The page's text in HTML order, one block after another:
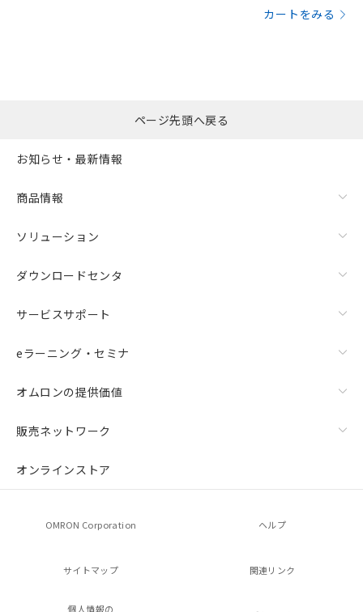
カートをみる
ページ先頭へ戻る
お知らせ・最新情報
商品情報
ソリューション
ダウンロードセンタ
サービスサポート
eラーニング・セミナ
オムロンの提供価値
販売ネットワーク
オンラインストア
OMRON Corporation ヘルプ
サイトマップ 関連リンク
個人情報の